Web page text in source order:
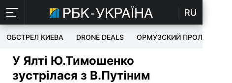
RU
ОБСТРЕЛ КИЕВА DRONE DEALS ОРМУЗСКИЙ ПРОЛИВ
У Ялті Ю.Тимошенко
зустрілася з В.Путіним